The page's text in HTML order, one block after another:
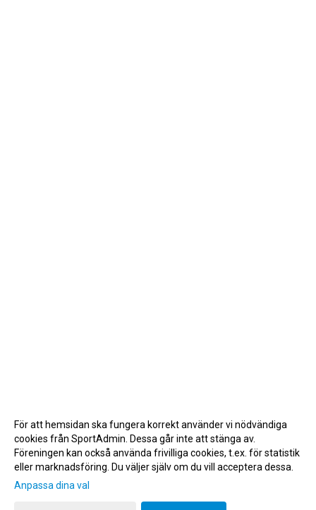
Gå till Webbversion
För att hemsidan ska fungera korrekt använder vi nödvändiga
cookies från SportAdmin. Dessa går inte att stänga av.
Föreningen kan också använda frivilliga cookies, t.ex. för statistik
eller marknadsföring. Du väljer själv om du vill acceptera dessa.
Anpassa dina val